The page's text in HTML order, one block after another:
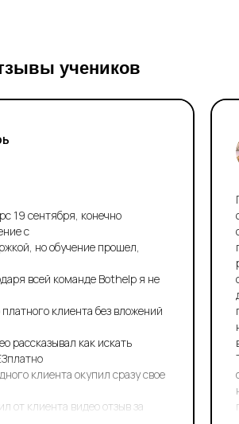
учеников
19 сентября, конечно
с
но обучение прошел,
всей команде Bothelp я не
клиента без вложений
рассказывал как искать
клиента окупил сразу свое
от клиента видео отзыв за
копирование материалов
правообладателей.